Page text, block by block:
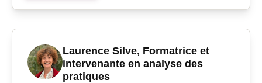
Laurence Silve, Formatrice et
intervenante en analyse des
pratiques